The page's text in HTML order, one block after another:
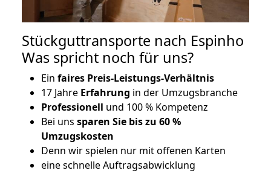
Stückguttransporte nach Espinho
Was spricht noch für uns?
Ein faires Preis-Leistungs-Verhältnis
17 Jahre Erfahrung in der Umzugsbranche
Professionell und 100 % Kompetenz
Bei uns sparen Sie bis zu 60 %
Umzugskosten
Denn wir spielen nur mit offenen Karten
eine schnelle Auftragsabwicklung